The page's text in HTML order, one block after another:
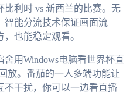
利时 vs 新西兰的比赛。无
智能分流技术保证画面流
也能稳定观看。
用Windows电脑看世界杯直
放。番茄的一人多端功能让
不干扰，你可以一边看直播